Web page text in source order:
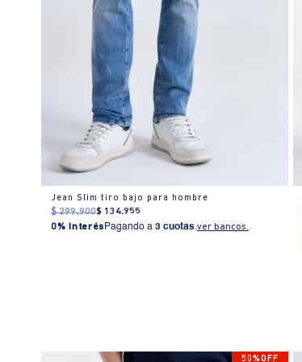
Jean Slim tiro bajo para hombre
$ 299.900$ 134.955
0% Interés Pagando a3 cuotas.ver bancos.
50%OFF